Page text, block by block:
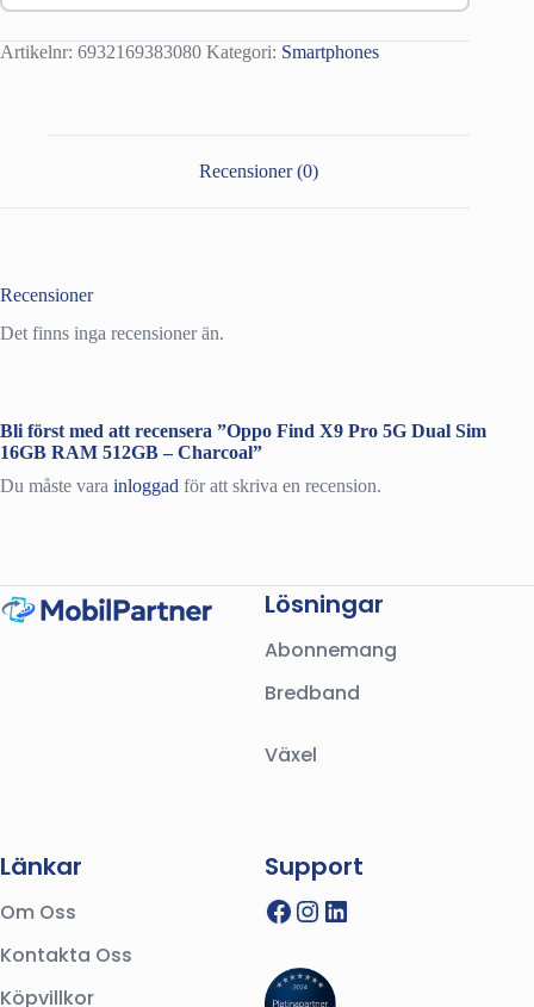
Artikelnr: 6932169383080 Kategori: Smartphones
Recensioner (0)
Recensioner
Det finns inga recensioner än.
Bli först med att recensera ”Oppo Find X9 Pro 5G Dual Sim
16GB RAM 512GB – Charcoal”
Du måste vara inloggad för att skriva en recension.
Lösningar
Abonnemang
Bredband
Växel
Länkar
Om Oss
Kontakta Oss
Köpvillkor
Support
Facebook
Instagram
LinkedIn